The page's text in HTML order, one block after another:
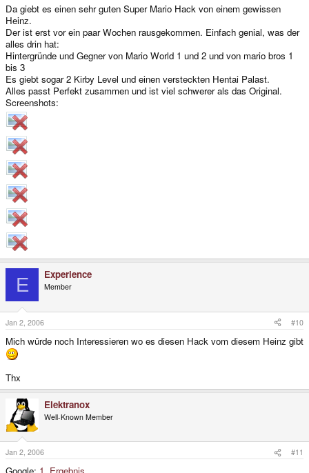
Da giebt es einen sehr guten Super Mario Hack von einem gewissen
Heinz.
Der ist erst vor ein paar Wochen rausgekommen. Einfach genial, was der
alles drin hat:
Hintergründe und Gegner von Mario World 1 und 2 und von mario bros 1
bis 3
Es giebt sogar 2 Kirby Level und einen versteckten Hentai Palast.
Alles passt Perfekt zusammen und ist viel schwerer als das Original.
Screenshots:
E Experience
Member
Jan 2, 2006 #10
Mich würde noch Interessieren wo es diesen Hack vom diesem Heinz gibt
Thx
Elektranox
Well-Known Member
Jan 2, 2006 #11